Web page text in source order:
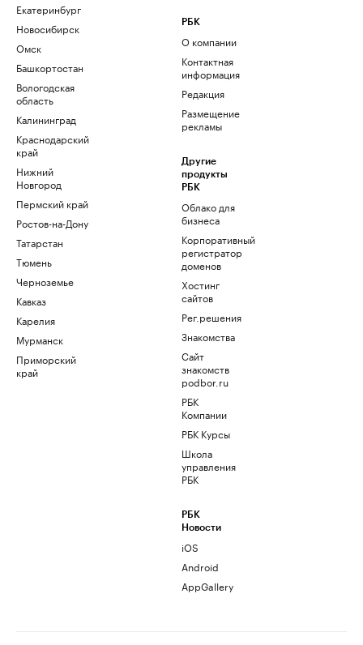
Екатеринбург
Новосибирск
Омск
Башкортостан
Вологодская
область
Калининград
Краснодарский
край
Нижний
Новгород
Пермский край
Ростов-на-Дону
Татарстан
Тюмень
Черноземье
Кавказ
Карелия
Мурманск
Приморский
край
РБК
О компании
Контактная
информация
Редакция
Размещение
рекламы
Другие
продукты
РБК
Облако для
бизнеса
Корпоративный
регистратор
доменов
Хостинг
сайтов
Рег.решения
Знакомства
Сайт
знакомств
podbor.ru
РБК
Компании
РБК Курсы
Школа
управления
РБК
РБК
Новости
iOS
Android
AppGallery